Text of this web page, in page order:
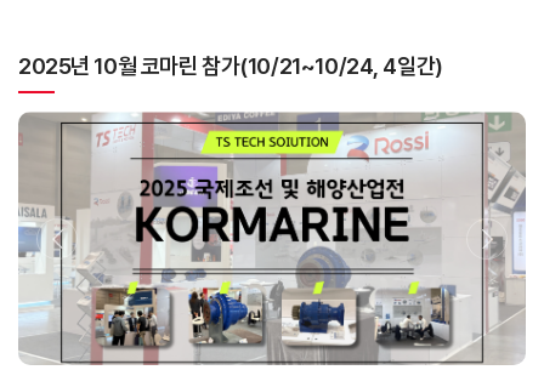
2025년 10월 코마린 참가(10/21~10/24, 4일간)